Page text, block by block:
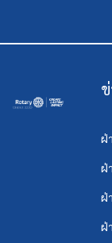
ฝ่
ฝ่
ฝ่
ฝ่